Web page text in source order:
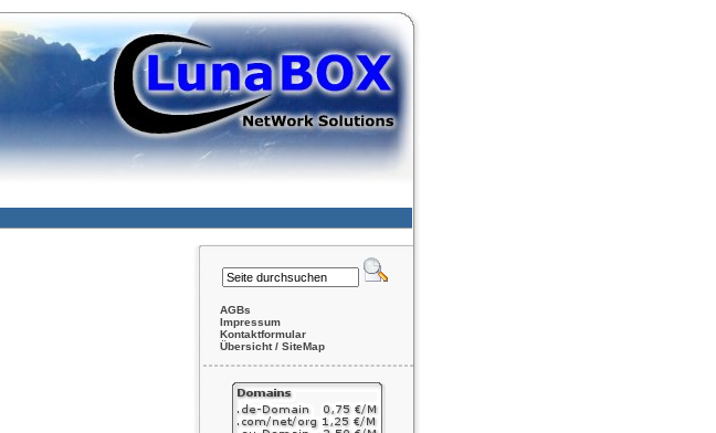
AGBs
Impressum
Kontaktformular
Übersicht / SiteMap